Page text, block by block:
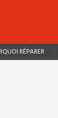
RÉPARER